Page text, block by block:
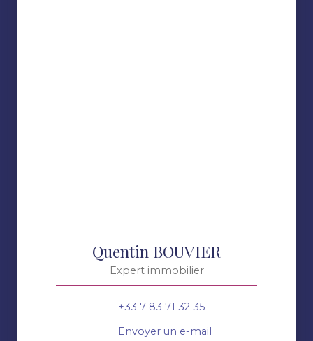
Quentin BOUVIER
Expert immobilier
+33 7 83 71 32 35
Envoyer un e-mail